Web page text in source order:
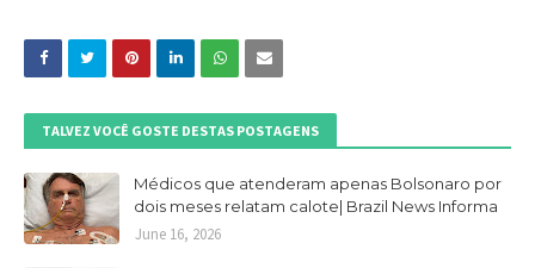
TALVEZ VOCÊ GOSTE DESTAS POSTAGENS
Médicos que atenderam apenas Bolsonaro por
dois meses relatam calote| Brazil News Informa
June 16, 2026